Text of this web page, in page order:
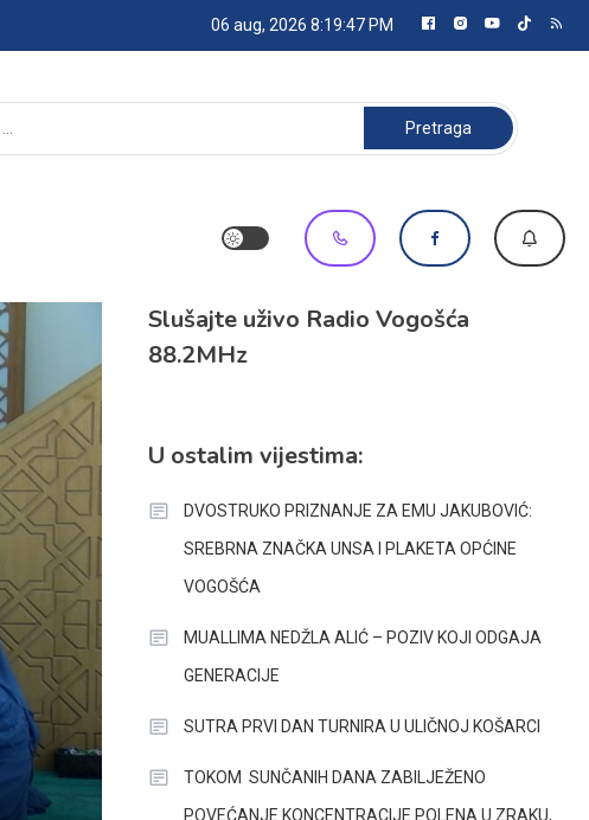
06 aug, 2026 8:19:48 PM
Pretraga:
Slušajte uživo Radio Vogošća
88.2MHz
U ostalim vijestima:
DVOSTRUKO PRIZNANJE ZA EMU JAKUBOVIĆ:
SREBRNA ZNAČKA UNSA I PLAKETA OPĆINE
VOGOŠĆA
MUALLIMA NEDŽLA ALIĆ – POZIV KOJI ODGAJA
GENERACIJE
SUTRA PRVI DAN TURNIRA U ULIČNOJ KOŠARCI
TOKOM SUNČANIH DANA ZABILJEŽENO
POVEĆANJE KONCENTRACIJE POLENA U ZRAKU,